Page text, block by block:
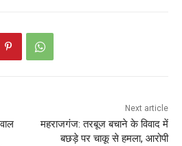
p
Next article
महराजगंज: तरबूज बचाने के विवाद में
बछड़े पर चाकू से हमला, आरोपी